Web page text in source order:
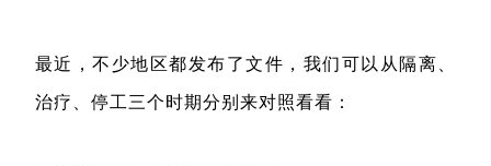
最近，不少地区都发布了文件，我们可以从隔离、
治疗、停工三个时期分别来对照看看：